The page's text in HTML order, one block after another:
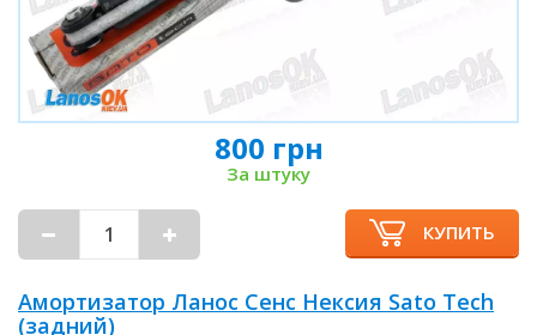
800 грн
За штуку
КУПИТЬ
Амортизатор Ланос Сенс Нексия Sato Tech
(задний)